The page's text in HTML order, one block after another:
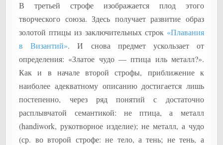
В третьей строфе изображается плод этого
творческого союза. Здесь получает развитие образ
золотой птицы из заключительных строк «Плавания
в Византий». И снова предмет ускользает от
определения: «Златое чудо — птица иль металл?».
Как и в начале второй строфы, приближение к
наиболее адекватному описанию достигается лишь
постепенно, через ряд понятий с достаточно
расплывчатой семантикой: не птица, а металл
(handiwork, рукотворное изделие); не металл, а чудо
(ср. во второй строфе: не тело, а тень; не тень, а